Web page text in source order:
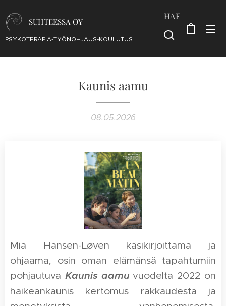
SUHTEESSA OY
PSYKOTERAPIA-TYÖNOHJAUS-KOULUTUS
HAE
Kaunis aamu
08.05.2026
Mia Hansen-Løven käsikirjoittama ja
ohjaama, osin oman elämänsä tapahtumiin
pohjautuva Kaunis aamuvuodelta 2022 on
haikeankaunis kertomus rakkaudesta ja